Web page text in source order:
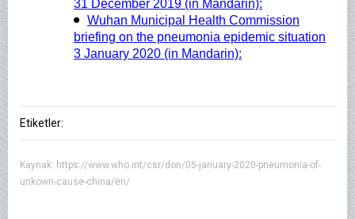
31 December 2019 (in Mandarin):
Wuhan Municipal Health Commission
briefing on the pneumonia epidemic situation
3 January 2020 (in Mandarin):
Etiketler:
Kaynak: https://www.who.int/csr/don/05-january-2020-pneumonia-of-
unkown-cause-china/en/